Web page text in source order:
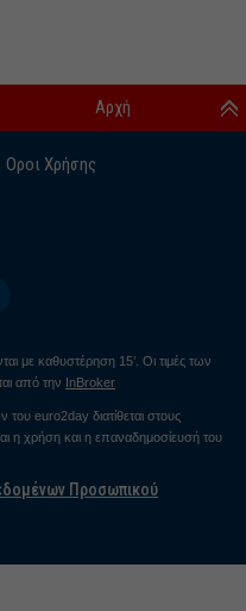
Οροι Χρήσης
Αρχή
με καθυστέρηση 15’. Οι τιμές των
από την InBroker
euro2day διατίθεται στους
η χρήση και η επαναδημοσίευσή του
Προσωπικού